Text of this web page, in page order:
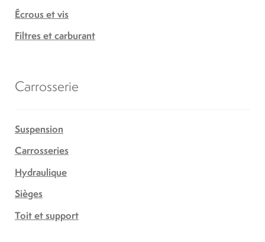
Écrous et vis
Filtres et carburant
Carrosserie
Suspension
Carrosseries
Hydraulique
Sièges
Toit et support